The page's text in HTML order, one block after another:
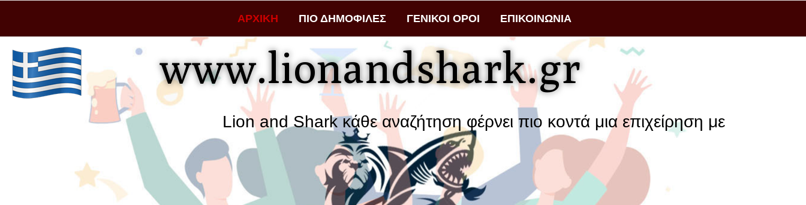
ΑΡΧΙΚΗ ΠΙΟ ΔΗΜΟΦΙΛΕΣ ΓΕΝΙΚΟΙ ΟΡΟΙ ΕΠΙΚΟΙΝΩΝΙΑ
www.lionandshark.gr
Lion and Shark κάθε αναζήτηση φέρνει πιο κοντά μια επιχείρηση με τους πελάτες της